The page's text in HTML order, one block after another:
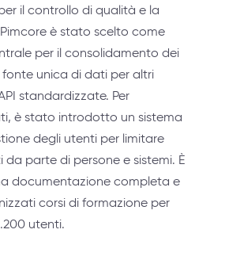
il controllo di qualità e la
è stato scelto come
per il consolidamento dei
unica di dati per altri
standardizzate. Per
è stato introdotto un sistema
degli utenti per limitare
da parte di persone e sistemi. È
documentazione completa e
corsi di formazione per
utenti.